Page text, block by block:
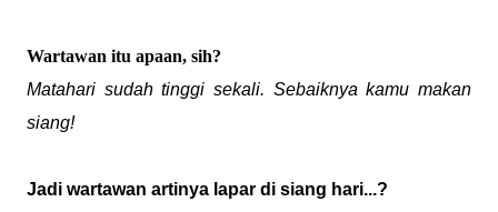
Wartawan itu apaan, sih?
Matahari sudah tinggi sekali. Sebaiknya kamu makan
siang!
Jadi wartawan artinya lapar di siang hari...?